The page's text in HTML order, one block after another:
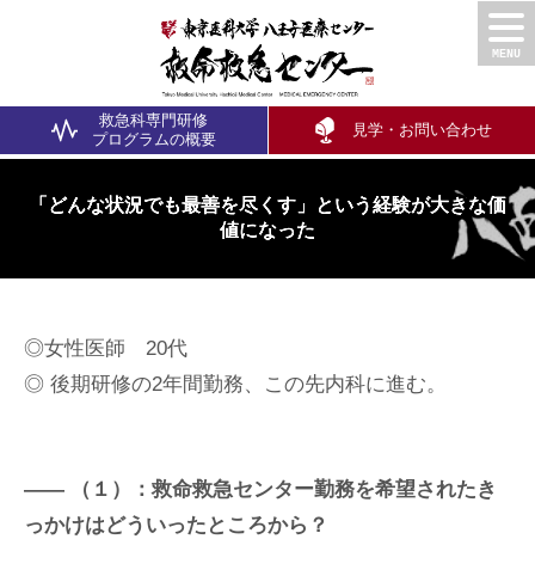
救急科専門研修
プログラムの概要
見学・お問い合わせ
「どんな状況でも最善を尽くす」という経験が大きな価
値になった
◎女性医師 20代
◎ 後期研修の2年間勤務、この先内科に進む。
（１）：救命救急センター勤務を希望されたき
っかけはどういったところから？